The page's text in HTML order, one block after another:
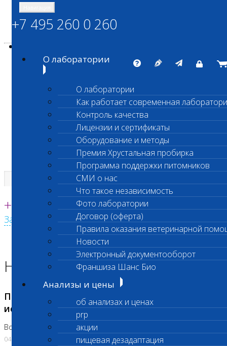
ШАНС БИО
Независимая ветеринарная лаборатория
Единая круглосуточная справочная
+7 495 260 0 260
Заказать звонок с сайта
+7 495 260 0 260
О лаборатории
О лаборатории
Как работает современная
Контроль качества
Лицензии и сертификаты
Оборудование и методы
Премия Хрустальная пробирка
Программа поддержки питомников
СМИ о нас
Что такое независимость
Фото лаборатории
Договор (оферта)
Правила оказания ветеринарной
Новости
Электронный документооборот
Франшиза Шанс Био
Анализы и цены
об анализах и ценах
prp
акции
пищевая дезадаптация
Главная страница
Новости лаборатории
Приостановка срочных биохимических
исследований
Во Владыкино
04.08.2026